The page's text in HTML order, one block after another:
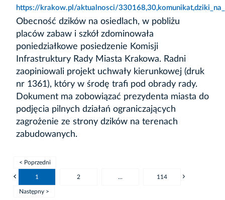
https://krakow.pl/aktualnosci/
Obecność dzików na osiedlach, w pobliżu
placów zabaw i szkół zdominowała
poniedziałkowe posiedzenie Komisji
Infrastruktury Rady Miasta Krakowa. Radni
zaopiniowali projekt uchwały kierunkowej (druk
nr 1361), który w środę trafi pod obrady rady.
Dokument ma zobowiązać prezydenta miasta do
podjęcia pilnych działań ograniczających
zagrożenie ze strony dzików na terenach
zabudowanych.
< Poprzedni
1 2 ... 114
Następny >